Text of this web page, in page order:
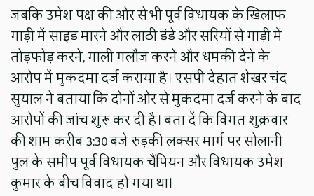
जबकि उमेश पक्ष की ओर से भी पूर्व विधायक के खिलाफ
गाड़ी में साइड मारने और लाठी डंडे और सरियों से गाड़ी में
तोड़फोड़ करने, गाली गलौज करने और धमकी देने के
आरोप में मुकदमा दर्ज कराया है। एसपी देहात शेखर चंद
सुयाल ने बताया कि दोनों ओर से मुकदमा दर्ज करने के बाद
आरोपों की जांच शुरू कर दी है। बता दें कि विगत शुक्रवार
की शाम करीब 3:30 बजे रुड़की लक्सर मार्ग पर सोलानी
पुल के समीप पूर्व विधायक चैंपियन और विधायक उमेश
कुमार के बीच विवाद हो गया था।